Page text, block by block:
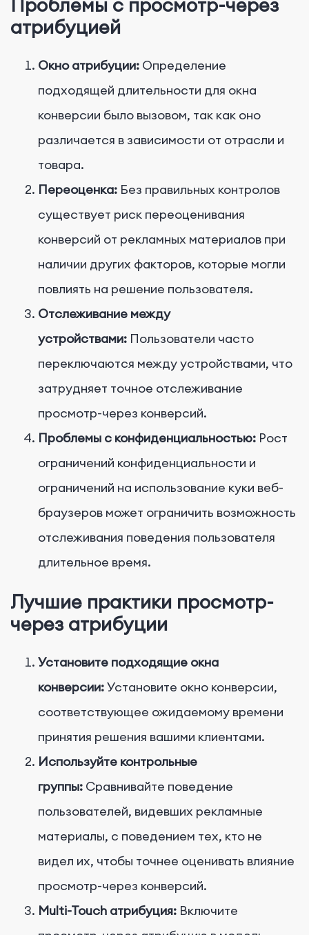
Проблемы с просмотр-через
атрибуцией
Окно атрибуции: Определение
подходящей длительности для окна
конверсии было вызовом, так как оно
различается в зависимости от отрасли и
товара.
Переоценка: Без правильных контролов
существует риск переоценивания
конверсий от рекламных материалов при
наличии других факторов, которые могли
повлиять на решение пользователя.
Отслеживание между
устройствами: Пользователи часто
переключаются между устройствами, что
затрудняет точное отслеживание
просмотр-через конверсий.
Проблемы с конфиденциальностью: Рост
ограничений конфиденциальности и
ограничений на использование куки веб-
браузеров может ограничить возможность
отслеживания поведения пользователя
длительное время.
Лучшие практики просмотр-
через атрибуции
Установите подходящие окна
конверсии:Установите окно конверсии,
соответствующее ожидаемому времени
принятия решения вашими клиентами.
Используйте контрольные
группы: Сравнивайте поведение
пользователей, видевших рекламные
материалы, с поведением тех, кто не
видел их, чтобы точнее оценивать влияние
просмотр-через конверсий.
Multi-Touch атрибуция: Включите